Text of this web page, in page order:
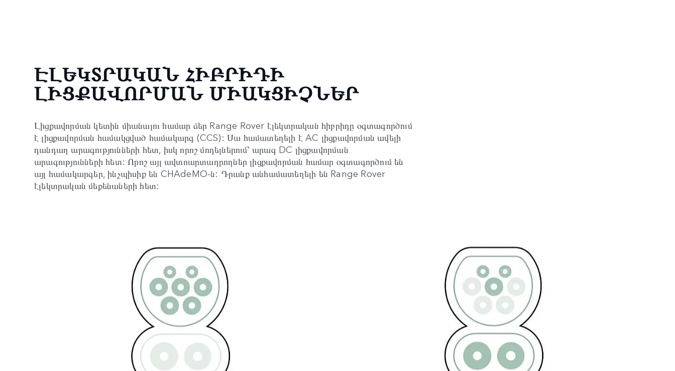
ԷԼԵԿՏՐԱԿԱՆ ՀԻԲՐԻԴԻ
ԼԻՑՔԱՎՈՐՄԱՆ ՄԻԱԿՑԻՉՆԵՐ
Լիցքավորման կետին միանալու համար ձեր Range Rover էլեկտրական հիբրիդը օգտագործում
է լիցքավորման համակցված համակարգ (CCS): Սա համատեղելի է AC լիցքավորման ավելի
դանդաղ արագությունների հետ, իսկ որոշ մոդելներում՝ արագ DC լիցքավորման
արագությունների հետ: Որոշ այլ ավտոարտադրողներ լիցքավորման համար օգտագործում են
այլ համակարգեր, ինչպիսիք են CHAdeMO-ն: Դրանք անհամատեղելի են Range Rover
էլեկտրական մեքենաների հետ: